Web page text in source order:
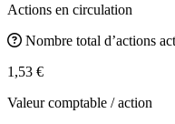
Actions en circulation
Nombre total d’actions
1,53 €
Valeur comptable / action